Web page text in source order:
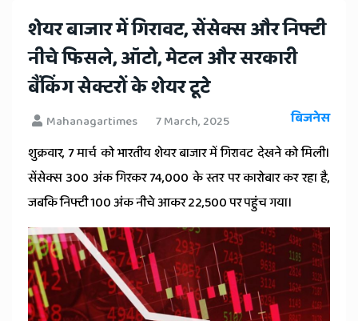
Hindi
News,
Hindi
Samachar,
Jaipur
Rajasthan
News
शेयर बाजार में गिरावट, सेंसेक्स और निफ्टी
नीचे फिसले, ऑटो, मेटल और सरकारी
बैंकिंग सेक्टरों के शेयर टूटे
Mahanagartimes 7 March, 2025
बिजनेस
शुक्रवार, 7 मार्च को भारतीय शेयर बाजार में गिरावट देखने को मिली।
सेंसेक्स 300 अंक गिरकर 74,000 के स्तर पर कारोबार कर रहा है,
जबकि निफ्टी 100 अंक नीचे आकर 22,500 पर पहुंच गया।